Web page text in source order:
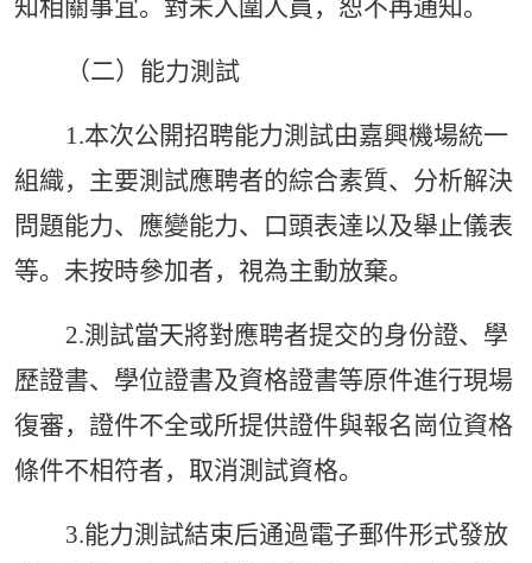
知相關事宜。對未入圍人員，恕不再通知。
（二）能力測試
1.本次公開招聘能力測試由嘉興機場統一
組織，主要測試應聘者的綜合素質、分析解決
問題能力、應變能力、口頭表達以及舉止儀表
等。未按時參加者，視為主動放棄。
2.測試當天將對應聘者提交的身份證、學
歷證書、學位證書及資格證書等原件進行現場
復審，證件不全或所提供證件與報名崗位資格
條件不相符者，取消測試資格。
3.能力測試結束后通過電子郵件形式發放